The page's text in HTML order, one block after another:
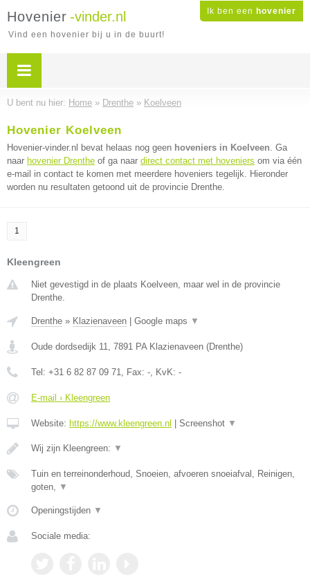
Ik ben een hovenier
Hovenier -vinder.nl
Vind een hovenier bij u in de buurt!
U bent nu hier: Home » Drenthe » Koelveen
Hovenier Koelveen
Hovenier-vinder.nl bevat helaas nog geen hoveniers in Koelveen. Ga
naar hovenier Drenthe of ga naar direct contact met hoveniers om via één
e-mail in contact te komen met meerdere hoveniers tegelijk. Hieronder
worden nu resultaten getoond uit de provincie Drenthe.
1
Kleengreen
Niet gevestigd in de plaats Koelveen, maar wel in de provincie
Drenthe.
Drenthe » Klazienaveen Google maps ▼
Oude dordsedijk 11, 7891 PA Klazienaveen (Drenthe)
Tel: +31 6 82 87 09 71, Fax: -, KvK: -
E-mail › Kleengreen
Website: https://www.kleengreen.nl Screenshot ▼
Wij zijn Kleengreen: ▼
Tuin en terreinonderhoud, Snoeien, afvoeren snoeiafval, Reinigen,
goten, ▼
Openingstijden ▼
Sociale media: